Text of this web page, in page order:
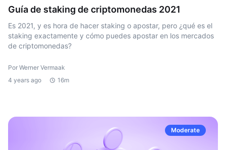
Guía de staking de criptomonedas 2021
Es 2021, y es hora de hacer staking o apostar, pero ¿qué es el
staking exactamente y cómo puedes apostar en los mercados
de criptomonedas?
Por Werner Vermaak
4 years ago
16m
Moderate